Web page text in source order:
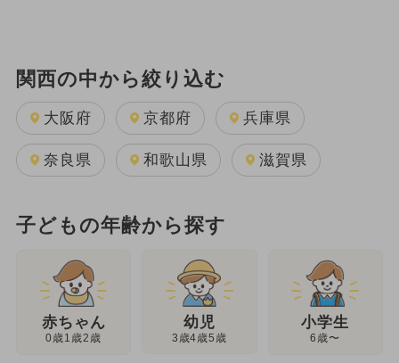
関西の中から絞り込む
大阪府 京都府 兵庫県
奈良県 和歌山県 滋賀県
子どもの年齢から探す
赤ちゃん
0歳1歳2歳
幼児
3歳4歳5歳
小学生
6歳〜